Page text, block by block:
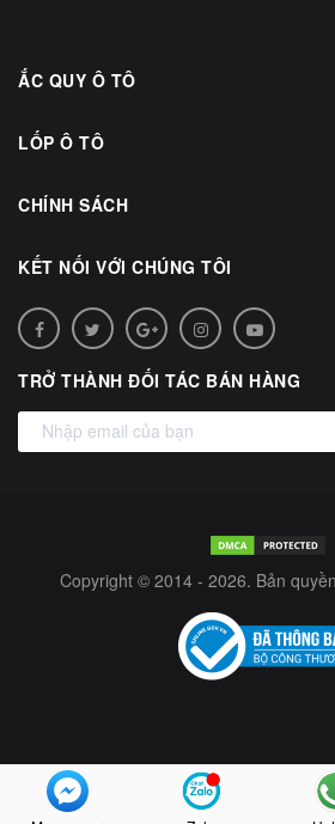
ẮC QUY Ô TÔ
LỐP Ô TÔ
CHÍNH SÁCH
KẾT NỐI VỚI CHÚNG TÔI
TRỞ THÀNH ĐỐI TÁC BÁN HÀNG
Copyright © 2014 - 2026. Bản